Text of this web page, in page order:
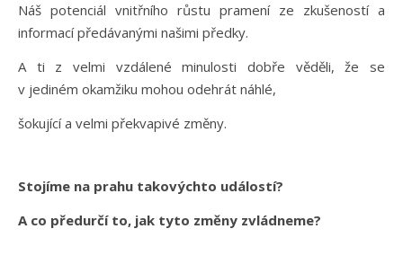
Náš potenciál vnitřního růstu pramení ze zkušeností a
informací předávanými našimi předky.
A ti z velmi vzdálené minulosti dobře věděli, že se
v jediném okamžiku mohou odehrát náhlé,
šokující a velmi překvapivé změny.
Stojíme na prahu takovýchto událostí?
A co předurčí to, jak tyto změny zvládneme?